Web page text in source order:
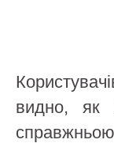
видно, як